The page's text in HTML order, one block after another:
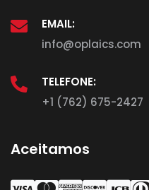
EMAIL:
info@oplaics.com
TELEFONE:
+1 (762) 675-2427
Aceitamos